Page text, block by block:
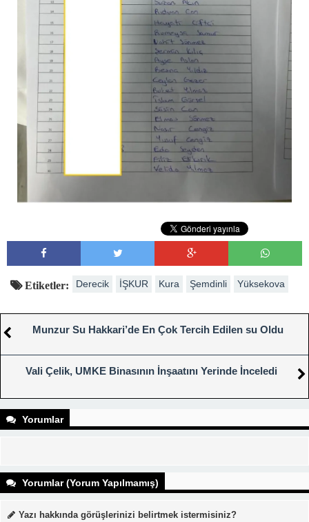
Etiketler: Derecik İŞKUR Kura Şemdinli Yüksekova
Munzur Su Hakkari’de En Çok Tercih Edilen su Oldu
Vali Çelik, UMKE Binasının İnşaatını Yerinde İnceledi
Yorumlar
Yorumlar (Yorum Yapılmamış)
Yazı hakkında görüşlerinizi belirtmek istermisiniz?